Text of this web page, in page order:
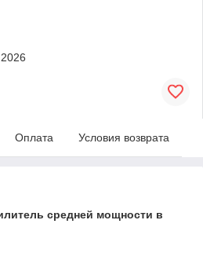
Оплата Условия возврата
средней мощности в